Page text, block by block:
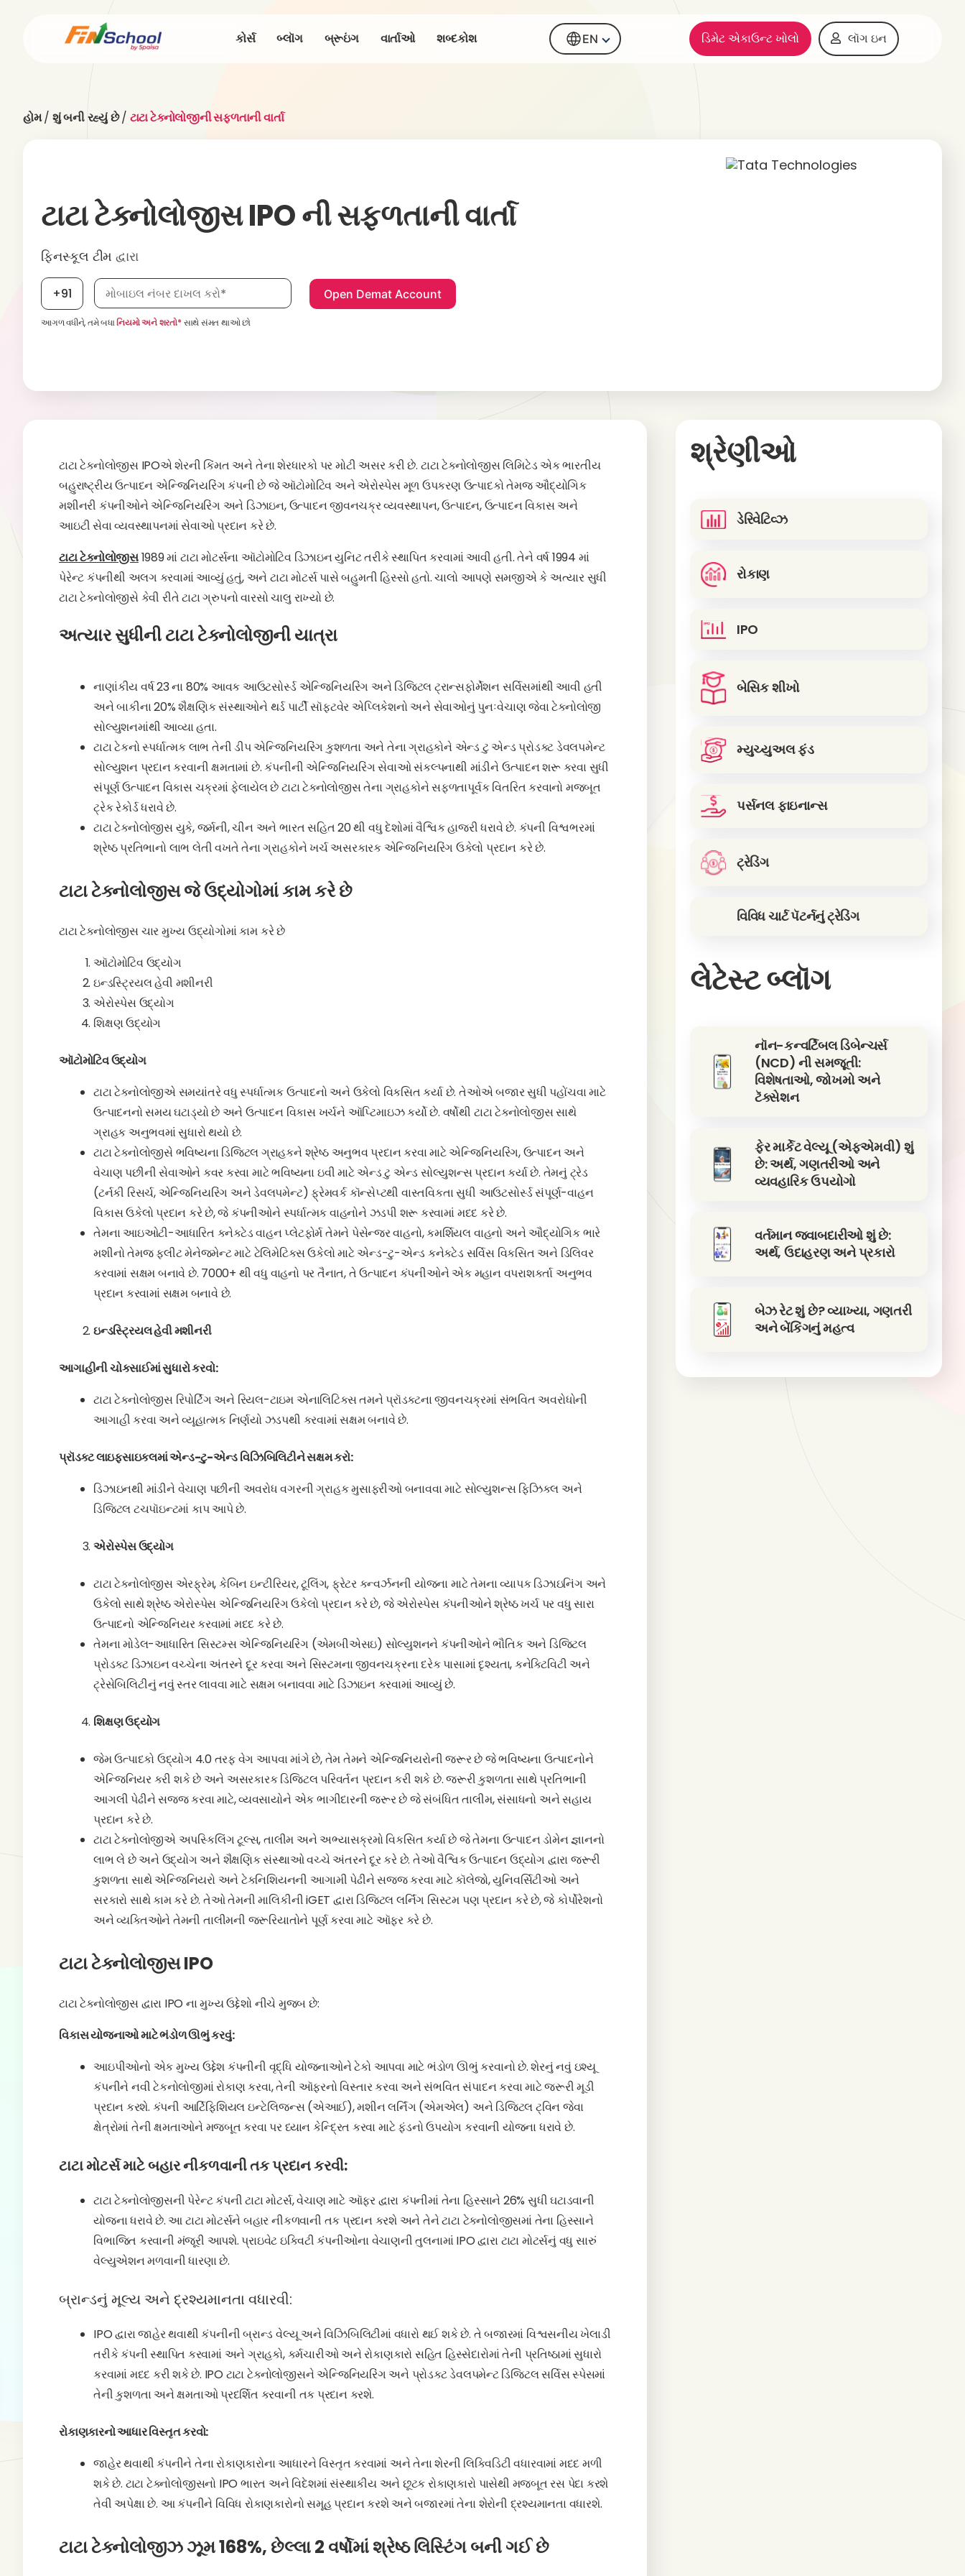
કોર્સ બ્લૉગ બ્રૂઇંગ વાર્તાઓ શબ્દકોશ EN ડિમેટ એકાઉન્ટ ખોલો લૉગ ઇન
હોમ/ શું બની રહ્યું છે/ ટાટા ટેક્નોલોજીની સફળતાની વાર્તા
ટાટા ટેક્નોલોજીસ IPO ની સફળતાની વાર્તા
ફિનસ્કૂલ ટીમ દ્વારા
+91 મોબાઇલ નંબર, જરૂરી છે
આગળ વધીને, તમે બધાનિયમો અને શરતો*સાથે સંમત થાઓ છો
ટાટા ટેક્નોલોજીસ IPOએ શેરની કિંમત અને તેના શેરધારકો પર મોટી અસર કરી છે. ટાટા ટેક્નોલોજીસ લિમિટેડ એક ભારતીય
બહુરાષ્ટ્રીય ઉત્પાદન એન્જિનિયરિંગ કંપની છે જે ઑટોમોટિવ અને એરોસ્પેસ મૂળ ઉપકરણ ઉત્પાદકો તેમજ ઔદ્યોગિક
મશીનરી કંપનીઓને એન્જિનિયરિંગ અને ડિઝાઇન, ઉત્પાદન જીવનચક્ર વ્યવસ્થાપન, ઉત્પાદન, ઉત્પાદન વિકાસ અને
આઇટી સેવા વ્યવસ્થાપનમાં સેવાઓ પ્રદાન કરે છે.
ટાટા ટેક્નોલોજીસ1989 માં ટાટા મોટર્સના ઑટોમોટિવ ડિઝાઇન યુનિટ તરીકે સ્થાપિત કરવામાં આવી હતી. તેને વર્ષ 1994 માં
પેરેન્ટ કંપનીથી અલગ કરવામાં આવ્યું હતું, અને ટાટા મોટર્સ પાસે બહુમતી હિસ્સો હતો. ચાલો આપણે સમજીએ કે અત્યાર સુધી
ટાટા ટેક્નોલોજીસે કેવી રીતે ટાટા ગ્રુપનો વારસો ચાલુ રાખ્યો છે.
અત્યાર સુધીની ટાટા ટેક્નોલોજીની યાત્રા
નાણાંકીય વર્ષ 23 ના 80% આવક આઉટસોર્સ્ડ એન્જિનિયરિંગ અને ડિજિટલ ટ્રાન્સફોર્મેશન સર્વિસમાંથી આવી હતી
અને બાકીના 20% શૈક્ષણિક સંસ્થાઓને થર્ડ પાર્ટી સૉફ્ટવેર એપ્લિકેશનો અને સેવાઓનું પુનઃવેચાણ જેવા ટેક્નોલોજી
સોલ્યુશનમાંથી આવ્યા હતા.
ટાટા ટેકનો સ્પર્ધાત્મક લાભ તેની ડીપ એન્જિનિયરિંગ કુશળતા અને તેના ગ્રાહકોને એન્ડ ટુ એન્ડ પ્રોડક્ટ ડેવલપમેન્ટ
સોલ્યુશન પ્રદાન કરવાની ક્ષમતામાં છે. કંપનીની એન્જિનિયરિંગ સેવાઓ સંકલ્પનાથી માંડીને ઉત્પાદન શરૂ કરવા સુધી
સંપૂર્ણ ઉત્પાદન વિકાસ ચક્રમાં ફેલાયેલ છે ટાટા ટેક્નોલોજીસ તેના ગ્રાહકોને સફળતાપૂર્વક વિતરિત કરવાનો મજબૂત
ટ્રેક રેકોર્ડ ધરાવે છે.
ટાટા ટેક્નોલોજીસ યુકે, જર્મની, ચીન અને ભારત સહિત 20 થી વધુ દેશોમાં વૈશ્વિક હાજરી ધરાવે છે. કંપની વિશ્વભરમાં
શ્રેષ્ઠ પ્રતિભાનો લાભ લેતી વખતે તેના ગ્રાહકોને ખર્ચ અસરકારક એન્જિનિયરિંગ ઉકેલો પ્રદાન કરે છે.
ટાટા ટેક્નોલોજીસ જે ઉદ્યોગોમાં કામ કરે છે
ટાટા ટેક્નોલોજીસ ચાર મુખ્ય ઉદ્યોગોમાં કામ કરે છે
ઑટોમોટિવ ઉદ્યોગ
ઇન્ડસ્ટ્રિયલ હેવી મશીનરી
એરોસ્પેસ ઉદ્યોગ
શિક્ષણ ઉદ્યોગ
ઑટોમોટિવ ઉદ્યોગ
ટાટા ટેક્નોલોજીએ સમયાંતરે વધુ સ્પર્ધાત્મક ઉત્પાદનો અને ઉકેલો વિકસિત કર્યા છે. તેઓએ બજાર સુધી પહોંચવા માટે
ઉત્પાદનનો સમય ઘટાડ્યો છે અને ઉત્પાદન વિકાસ ખર્ચને ઑપ્ટિમાઇઝ કર્યો છે. વર્ષોથી ટાટા ટેક્નોલોજીસ સાથે
ગ્રાહક અનુભવમાં સુધારો થયો છે.
ટાટા ટેક્નોલોજીસે ભવિષ્યના ડિજિટલ ગ્રાહકને શ્રેષ્ઠ અનુભવ પ્રદાન કરવા માટે એન્જિનિયરિંગ, ઉત્પાદન અને
વેચાણ પછીની સેવાઓને કવર કરવા માટે ભવિષ્યના ઇવી માટે એન્ડ ટુ એન્ડ સોલ્યુશન્સ પ્રદાન કર્યા છે. તેમનું ટ્રેડ
(ટર્નકી રિસર્ચ, એન્જિનિયરિંગ અને ડેવલપમેન્ટ) ફ્રેમવર્ક કૉન્સેપ્ટથી વાસ્તવિકતા સુધી આઉટસોર્સ્ડ સંપૂર્ણ-વાહન
વિકાસ ઉકેલો પ્રદાન કરે છે, જે કંપનીઓને સ્પર્ધાત્મક વાહનોને ઝડપી શરૂ કરવામાં મદદ કરે છે.
તેમના આઇઓટી-આધારિત કનેક્ટેડ વાહન પ્લેટફોર્મ તેમને પેસેન્જર વાહનો, કમર્શિયલ વાહનો અને ઔદ્યોગિક ભારે
મશીનો તેમજ ફ્લીટ મેનેજમેન્ટ માટે ટેલિમેટિક્સ ઉકેલો માટે એન્ડ-ટુ-એન્ડ કનેક્ટેડ સર્વિસ વિકસિત અને ડિલિવર
કરવામાં સક્ષમ બનાવે છે. 7000+ થી વધુ વાહનો પર તૈનાત, તે ઉત્પાદન કંપનીઓને એક મહાન વપરાશકર્તા અનુભવ
પ્રદાન કરવામાં સક્ષમ બનાવે છે.
ઇન્ડસ્ટ્રિયલ હેવી મશીનરી
આગાહીની ચોકસાઈમાં સુધારો કરવો:
ટાટા ટેક્નોલોજીસ રિપોર્ટિંગ અને રિયલ-ટાઇમ એનાલિટિક્સ તમને પ્રૉડક્ટના જીવનચક્રમાં સંભવિત અવરોધોની
આગાહી કરવા અને વ્યૂહાત્મક નિર્ણયો ઝડપથી કરવામાં સક્ષમ બનાવે છે.
પ્રૉડક્ટ લાઇફસાઇકલમાં એન્ડ-ટુ-એન્ડ વિઝિબિલિટીને સક્ષમ કરો:
ડિઝાઇનથી માંડીને વેચાણ પછીની અવરોધ વગરની ગ્રાહક મુસાફરીઓ બનાવવા માટે સોલ્યુશન્સ ફિઝિકલ અને
ડિજિટલ ટચપૉઇન્ટમાં કાપ આપે છે.
એરોસ્પેસ ઉદ્યોગ
ટાટા ટેક્નોલોજીસ એરફ્રેમ, કેબિન ઇન્ટીરિયર, ટૂલિંગ, ફ્રેટર કન્વર્ઝનની યોજના માટે તેમના વ્યાપક ડિઝાઇનિંગ અને
ઉકેલો સાથે શ્રેષ્ઠ એરોસ્પેસ એન્જિનિયરિંગ ઉકેલો પ્રદાન કરે છે, જે એરોસ્પેસ કંપનીઓને શ્રેષ્ઠ ખર્ચ પર વધુ સારા
ઉત્પાદનો એન્જિનિયર કરવામાં મદદ કરે છે.
તેમના મોડેલ-આધારિત સિસ્ટમ્સ એન્જિનિયરિંગ (એમબીએસઇ) સોલ્યુશનને કંપનીઓને ભૌતિક અને ડિજિટલ
પ્રોડક્ટ ડિઝાઇન વચ્ચેના અંતરને દૂર કરવા અને સિસ્ટમના જીવનચક્રના દરેક પાસામાં દૃશ્યતા, કનેક્ટિવિટી અને
ટ્રેસેબિલિટીનું નવું સ્તર લાવવા માટે સક્ષમ બનાવવા માટે ડિઝાઇન કરવામાં આવ્યું છે.
શિક્ષણ ઉદ્યોગ
જેમ ઉત્પાદકો ઉદ્યોગ 4.0 તરફ વેગ આપવા માંગે છે, તેમ તેમને એન્જિનિયરોની જરૂર છે જે ભવિષ્યના ઉત્પાદનોને
એન્જિનિયર કરી શકે છે અને અસરકારક ડિજિટલ પરિવર્તન પ્રદાન કરી શકે છે. જરૂરી કુશળતા સાથે પ્રતિભાની
આગલી પેઢીને સજ્જ કરવા માટે, વ્યવસાયોને એક ભાગીદારની જરૂર છે જે સંબંધિત તાલીમ, સંસાધનો અને સહાય
પ્રદાન કરે છે.
ટાટા ટેક્નોલોજીએ અપસ્કિલિંગ ટૂલ્સ, તાલીમ અને અભ્યાસક્રમો વિકસિત કર્યા છે જે તેમના ઉત્પાદન ડોમેન જ્ઞાનનો
લાભ લે છે અને ઉદ્યોગ અને શૈક્ષણિક સંસ્થાઓ વચ્ચે અંતરને દૂર કરે છે. તેઓ વૈશ્વિક ઉત્પાદન ઉદ્યોગ દ્વારા જરૂરી
કુશળતા સાથે એન્જિનિયરો અને ટેકનિશિયનની આગામી પેઢીને સજ્જ કરવા માટે કૉલેજો, યુનિવર્સિટીઓ અને
સરકારો સાથે કામ કરે છે. તેઓ તેમની માલિકીની iGET દ્વારા ડિજિટલ લર્નિંગ સિસ્ટમ પણ પ્રદાન કરે છે, જે કોર્પોરેશનો
અને વ્યક્તિઓને તેમની તાલીમની જરૂરિયાતોને પૂર્ણ કરવા માટે ઑફર કરે છે.
ટાટા ટેક્નોલોજીસ IPO
ટાટા ટેક્નોલોજીસ દ્વારા IPO ના મુખ્ય ઉદ્દેશો નીચે મુજબ છે:
વિકાસ યોજનાઓ માટે ભંડોળ ઊભું કરવું:
આઇપીઓનો એક મુખ્ય ઉદ્દેશ કંપનીની વૃદ્ધિ યોજનાઓને ટેકો આપવા માટે ભંડોળ ઊભું કરવાનો છે. શેરનું નવું ઇશ્યૂ
કંપનીને નવી ટેકનોલોજીમાં રોકાણ કરવા, તેની ઑફરનો વિસ્તાર કરવા અને સંભવિત સંપાદન કરવા માટે જરૂરી મૂડી
પ્રદાન કરશે. કંપની આર્ટિફિશિયલ ઇન્ટેલિજન્સ (એઆઈ), મશીન લર્નિંગ (એમએલ) અને ડિજિટલ ટ્વિન જેવા
ક્ષેત્રોમાં તેની ક્ષમતાઓને મજબૂત કરવા પર ધ્યાન કેન્દ્રિત કરવા માટે ફંડનો ઉપયોગ કરવાની યોજના ધરાવે છે.
ટાટા મોટર્સ માટે બહાર નીકળવાની તક પ્રદાન કરવી:
ટાટા ટેક્નોલોજીસની પેરેન્ટ કંપની ટાટા મોટર્સ, વેચાણ માટે ઑફર દ્વારા કંપનીમાં તેના હિસ્સાને 26% સુધી ઘટાડવાની
યોજના ધરાવે છે. આ ટાટા મોટર્સને બહાર નીકળવાની તક પ્રદાન કરશે અને તેને ટાટા ટેક્નોલોજીસમાં તેના હિસ્સાને
વિભાજિત કરવાની મંજૂરી આપશે. પ્રાઇવેટ ઇક્વિટી કંપનીઓના વેચાણની તુલનામાં IPO દ્વારા ટાટા મોટર્સનું વધુ સારું
વેલ્યુએશન મળવાની ધારણા છે.
બ્રાન્ડનું મૂલ્ય અને દ્રશ્યમાનતા વધારવી:
IPO દ્વારા જાહેર થવાથી કંપનીની બ્રાન્ડ વેલ્યૂ અને વિઝિબિલિટીમાં વધારો થઈ શકે છે. તે બજારમાં વિશ્વસનીય ખેલાડી
તરીકે કંપની સ્થાપિત કરવામાં અને ગ્રાહકો, કર્મચારીઓ અને રોકાણકારો સહિત હિસ્સેદારોમાં તેની પ્રતિષ્ઠામાં સુધારો
કરવામાં મદદ કરી શકે છે. IPO ટાટા ટેક્નોલોજીસને એન્જિનિયરિંગ અને પ્રોડક્ટ ડેવલપમેન્ટ ડિજિટલ સર્વિસ સ્પેસમાં
તેની કુશળતા અને ક્ષમતાઓ પ્રદર્શિત કરવાની તક પ્રદાન કરશે.
રોકાણકારનો આધાર વિસ્તૃત કરવો:
જાહેર થવાથી કંપનીને તેના રોકાણકારોના આધારને વિસ્તૃત કરવામાં અને તેના શેરની લિક્વિડિટી વધારવામાં મદદ મળી
શકે છે. ટાટા ટેક્નોલોજીસનો IPO ભારત અને વિદેશમાં સંસ્થાકીય અને છૂટક રોકાણકારો પાસેથી મજબૂત રસ પેદા કરશે
તેવી અપેક્ષા છે. આ કંપનીને વિવિધ રોકાણકારોનો સમૂહ પ્રદાન કરશે અને બજારમાં તેના શેરોની દ્રશ્યમાનતા વધારશે.
ટાટા ટેક્નોલોજીઝ ઝૂમ 168%, છેલ્લા 2 વર્ષોમાં શ્રેષ્ઠ લિસ્ટિંગ બની ગઈ છે
શ્રેણીઓ
ડેરિવેટિવ્ઝ
રોકાણ
IPO
બેસિક શીખો
મ્યુચ્યુઅલ ફંડ
પર્સનલ ફાઇનાન્સ
ટ્રેડિંગ
વિવિધ ચાર્ટ પૅટર્નનું ટ્રેડિંગ
લેટેસ્ટ બ્લૉગ
નૉન-કન્વર્ટિબલ ડિબેન્ચર્સ
(NCD) ની સમજૂતી:
વિશેષતાઓ, જોખમો અને
ટૅક્સેશન
ફેર માર્કેટ વેલ્યૂ (એફએમવી) શું
છે: અર્થ, ગણતરીઓ અને
વ્યવહારિક ઉપયોગો
વર્તમાન જવાબદારીઓ શું છે:
અર્થ, ઉદાહરણ અને પ્રકારો
બેઝ રેટ શું છે? વ્યાખ્યા, ગણતરી
અને બેંકિંગનું મહત્વ